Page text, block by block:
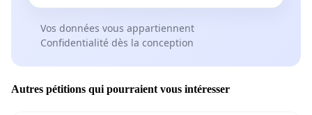
Vos données vous appartiennent
Confidentialité dès la conception
Autres pétitions qui pourraient vous intéresser